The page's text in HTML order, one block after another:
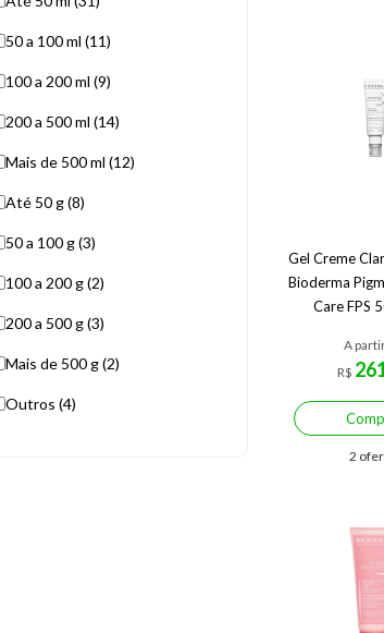
50 a 100 ml (11)
100 a 200 ml (9)
200 a 500 ml (14)
Mais de 500 ml (12)
Até 50 g (8)
50 a 100 g (3)
100 a 200 g (2)
200 a 500 g (3)
Mais de 500 g (2)
Outros (4)
Gel Creme
Bioderma
Care FPS
A
R$
2